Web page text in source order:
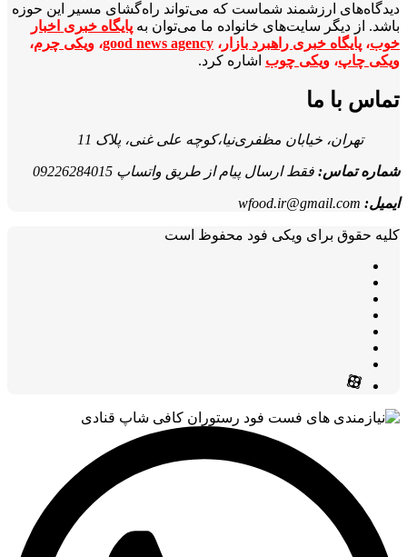
دیدگاه‌های ارزشمند شماست که می‌تواند راه‌گشای مسیر این حوزه
باشد. از دیگر سایت‌های خانواده ما می‌توان به پایگاه خبری اخبار
خوب، پایگاه خبری راهبرد بازار ، good news agency، ویکی چرم،
ویکی چاپ، ویکی چوب اشاره کرد.
تماس با ما
تهران، خیابان مظفری‌نیا،کوچه علی غنی، پلاک 11
شماره تماس: فقط ارسال پیام از طریق واتساپ 09226284015
ایمیل: wfood.ir@gmail.com
کلیه حقوق برای ویکی فود محفوظ است